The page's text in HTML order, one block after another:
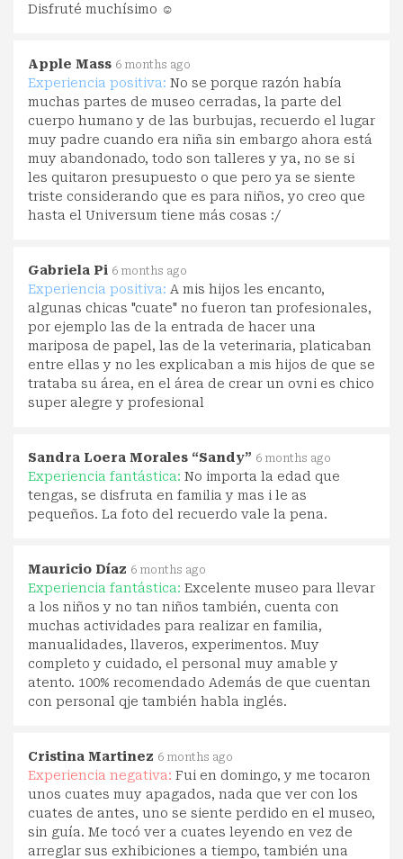
Disfruté muchísimo ☺️
Apple Mass 6 months ago
Experiencia positiva: No se porque razón había
muchas partes de museo cerradas, la parte del
cuerpo humano y de las burbujas, recuerdo el lugar
muy padre cuando era niña sin embargo ahora está
muy abandonado, todo son talleres y ya, no se si
les quitaron presupuesto o que pero ya se siente
triste considerando que es para niños, yo creo que
hasta el Universum tiene más cosas :/
Gabriela Pi 6 months ago
Experiencia positiva: A mis hijos les encanto,
algunas chicas "cuate" no fueron tan profesionales,
por ejemplo las de la entrada de hacer una
mariposa de papel, las de la veterinaria, platicaban
entre ellas y no les explicaban a mis hijos de que se
trataba su área, en el área de crear un ovni es chico
super alegre y profesional
Sandra Loera Morales “Sandy” 6 months ago
Experiencia fantástica: No importa la edad que
tengas, se disfruta en familia y mas i le as
pequeños. La foto del recuerdo vale la pena.
Mauricio Díaz 6 months ago
Experiencia fantástica: Excelente museo para llevar
a los niños y no tan niños también, cuenta con
muchas actividades para realizar en familia,
manualidades, llaveros, experimentos. Muy
completo y cuidado, el personal muy amable y
atento. 100% recomendado Además de que cuentan
con personal qje también habla inglés.
Cristina Martinez 6 months ago
Experiencia negativa: Fui en domingo, y me tocaron
unos cuates muy apagados, nada que ver con los
cuates de antes, uno se siente perdido en el museo,
sin guía. Me tocó ver a cuates leyendo en vez de
arreglar sus exhibiciones a tiempo, también una